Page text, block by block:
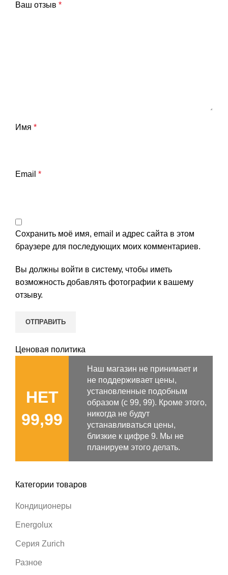
Ваш отзыв *
Имя *
Email *
Сохранить моё имя, email и адрес сайта в этом
браузере для последующих моих комментариев.
Вы должны войти в систему, чтобы иметь
возможность добавлять фотографии к вашему
отзыву.
Ценовая политика
НЕТ
99,99
Наш магазин не принимает и
не поддерживает цены,
установленные подобным
образом (с 99, 99). Кроме этого,
никогда не будут
устанавливаться цены,
близкие к цифре 9. Мы не
планируем этого делать.
Категории товаров
Кондиционеры
Energolux
Серия Zurich
Разное